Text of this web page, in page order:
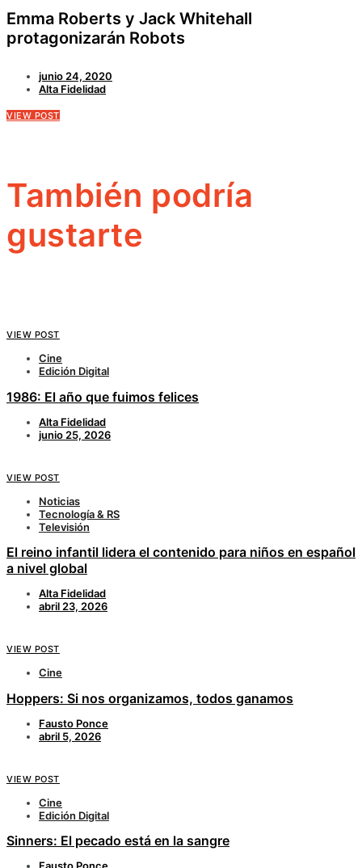
Emma Roberts y Jack Whitehall
protagonizarán Robots
junio 24, 2020
Alta Fidelidad
VIEW POST
También podría
gustarte
VIEW POST
Cine
Edición Digital
1986: El año que fuimos felices
Alta Fidelidad
junio 25, 2026
VIEW POST
Noticias
Tecnología & RS
Televisión
El reino infantil lidera el contenido para niños en español
a nivel global
Alta Fidelidad
abril 23, 2026
VIEW POST
Cine
Hoppers: Si nos organizamos, todos ganamos
Fausto Ponce
abril 5, 2026
VIEW POST
Cine
Edición Digital
Sinners: El pecado está en la sangre